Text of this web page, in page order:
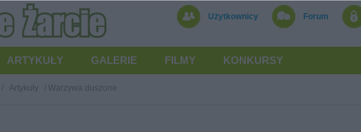
Użytkownicy Forum
ARTYKUŁY GALERIE FILMY KONKURSY
/ Artykuły / Warzywa duszone